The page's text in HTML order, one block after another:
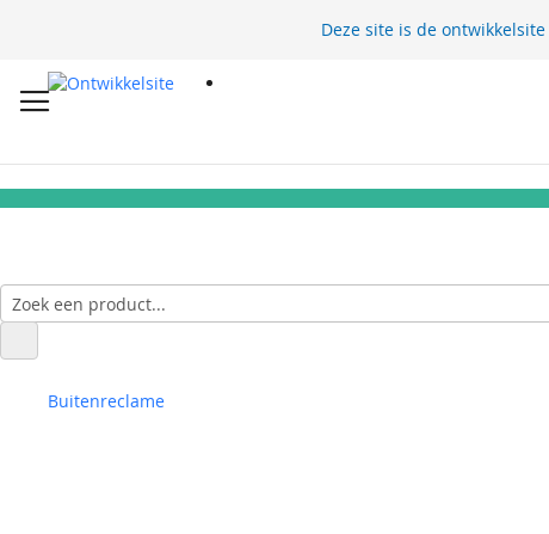
Deze site is de
Buitenreclame